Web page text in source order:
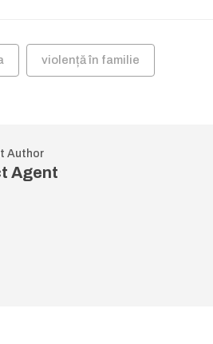
violență în familie
Author
Agent